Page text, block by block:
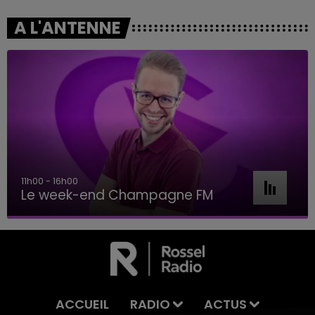
A L'ANTENNE
11h00 - 16h00
Le week-end Champagne FM
ACCUEIL RADIO ACTUS